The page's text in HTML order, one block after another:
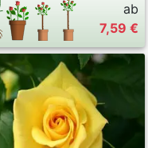
ab
7,59 €